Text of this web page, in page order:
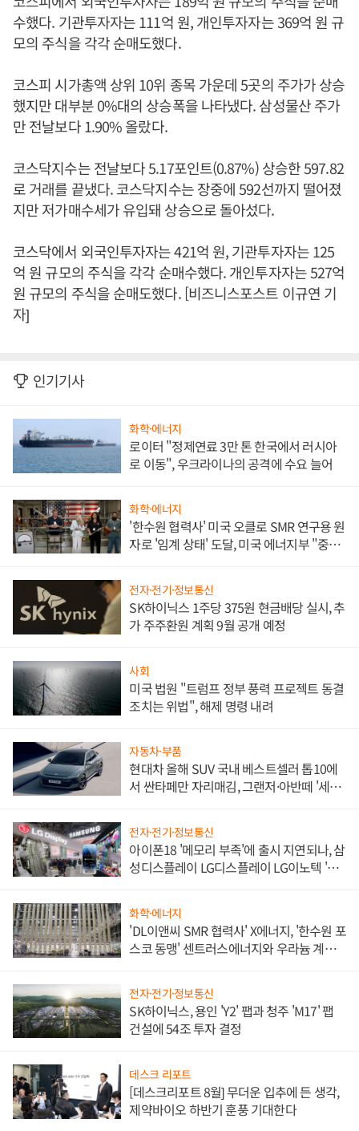
수했다. 기관투자자는 111억 원, 개인투자자는 369억 원 규
모의 주식을 각각 순매도했다.
코스피 시가총액 상위 10위 종목 가운데 5곳의 주가가 상승
했지만 대부분 0%대의 상승폭을 나타냈다. 삼성물산 주가
만 전날보다 1.90% 올랐다.
코스닥지수는 전날보다 5.17포인트(0.87%) 상승한 597.82
로 거래를 끝냈다. 코스닥지수는 장중에 592선까지 떨어졌
지만 저가매수세가 유입돼 상승으로 돌아섰다.
코스닥에서 외국인투자자는 421억 원, 기관투자자는 125
억 원 규모의 주식을 각각 순매수했다. 개인투자자는 527억
원 규모의 주식을 순매도했다. [비즈니스포스트 이규연 기
자]
인기기사
화학·에너지
로이터 "정제연료 3만 톤 한국에서 러시아
로 이동", 우크라이나의 공격에 수요 늘어
화학·에너지
'한수원 협력사' 미국 오클로 SMR 연구용 원
자로 '임계 상태' 도달, 미국 에너지부 "중요
전자·전기·정보통신
SK하이닉스 1주당 375원 현금배당 실시, 추
가 주주환원 계획 9월 공개 예정
사회
미국 법원 "트럼프 정부 풍력 프로젝트 동결
조치는 위법", 해제 명령 내려
자동차·부품
현대차 올해 SUV 국내 베스트셀러 톱10에
서 싼타페만 자리매김, 그랜저·아반떼 '세단
전자·전기·정보통신
아이폰18 '메모리 부족'에 출시 지연되나, 삼
성디스플레이 LG디스플레이 LG이노텍 '탈
화학·에너지
'DL이앤씨 SMR 협력사' X에너지, '한수원 포
스코 동맹' 센트러스에너지와 우라늄 계약
전자·전기·정보통신
SK하이닉스, 용인 'Y2' 팹과 청주 'M17' 팹
건설에 54조 투자 결정
데스크 리포트
[데스크리포트 8월] 무더운 입추에 든 생각,
제약바이오 하반기 훈풍 기대한다